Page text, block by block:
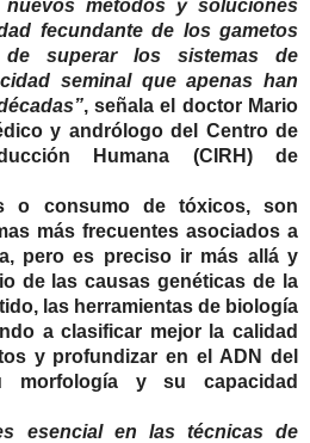
métodos y soluciones
fecundante de los gametos
de superar los sistemas de
seminal que apenas han
, señala el doctor Mario
y andrólogo del Centro de
Humana (CIRH) de
o consumo de tóxicos, son
más frecuentes asociados a
pero es preciso ir más allá y
de las causas genéticas de la
las herramientas de biología
a clasificar mejor la calidad
y profundizar en el ADN del
morfología y su capacidad
esencial en las técnicas de